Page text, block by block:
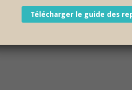
de purée maison aux légumes
Télécharger le guide des